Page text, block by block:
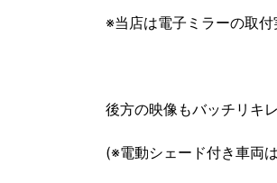
※当店は電子ミラーの取
後方の映像もバッチリキ
(※電動シェード付き車両